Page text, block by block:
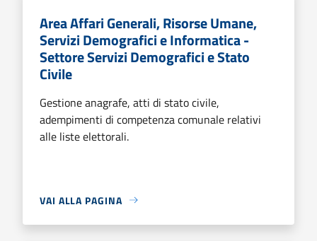
Area Affari Generali, Risorse Umane,
Servizi Demografici e Informatica -
Settore Servizi Demografici e Stato
Civile
Gestione anagrafe, atti di stato civile,
adempimenti di competenza comunale relativi
alle liste elettorali.
VAI ALLA PAGINA